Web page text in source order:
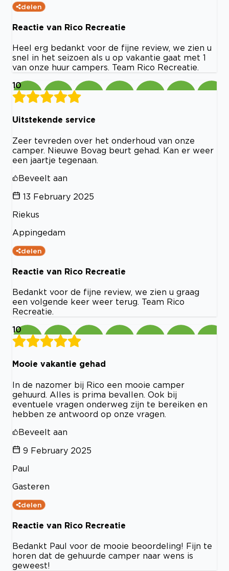
delen
Reactie van Rico Recreatie
Heel erg bedankt voor de fijne review, we zien u
snel in het seizoen als u op vakantie gaat met 1
van onze huur campers. Team Rico Recreatie.
10
Uitstekende service
Zeer tevreden over het onderhoud van onze
camper. Nieuwe Bovag beurt gehad. Kan er weer
een jaartje tegenaan.
Beveelt aan
13 February 2025
Riekus
Appingedam
delen
Reactie van Rico Recreatie
Bedankt voor de fijne review, we zien u graag
een volgende keer weer terug. Team Rico
Recreatie.
10
Mooie vakantie gehad
In de nazomer bij Rico een mooie camper
gehuurd. Alles is prima bevallen. Ook bij
eventuele vragen onderweg zijn te bereiken en
hebben ze antwoord op onze vragen.
Beveelt aan
9 February 2025
Paul
Gasteren
delen
Reactie van Rico Recreatie
Bedankt Paul voor de mooie beoordeling! Fijn te
horen dat de gehuurde camper naar wens is
geweest!